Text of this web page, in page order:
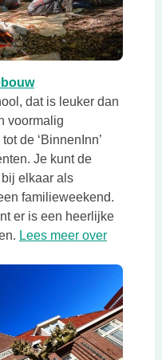
Deze link opent in
dat is leuker dan
voormalig
de ‘BinnenInn’
Je kunt de
elkaar als
familieweekend.
er is een heerlijke
Lees meer over